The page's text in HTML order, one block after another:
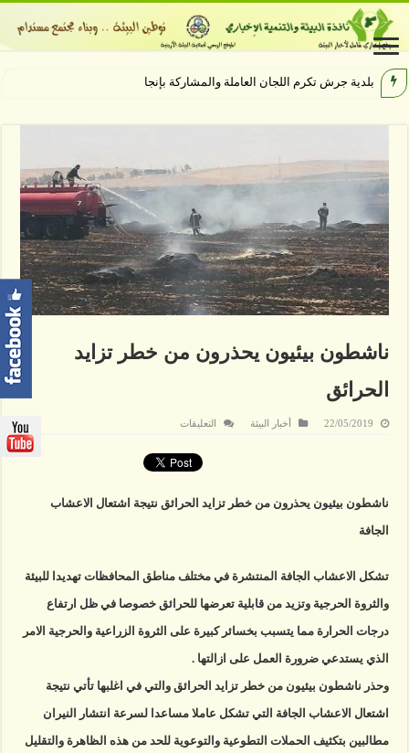
بلدية جرش تكرم اللجان العاملة والمشاركة بإنجاح مهرجان جرش 4
ناشطون بيئيون يحذرون من خطر تزايد
الحرائق
22/05/2019 أخبار البيئة التعليقات
يحذرون
من
الحرائق
ناشطون بيئيون يحذرون من خطر تزايد الحرائق نتيجة اشتعال الاعشاب
الجافة
تشكل الاعشاب الجافة المنتشرة في مختلف مناطق المحافظات تهديدا للبيئة
والثروة الحرجية وتزيد من قابلية تعرضها للحرائق خصوصا في ظل ارتفاع
درجات الحرارة مما يتسبب بخسائر كبيرة على الثروة الزراعية والحرجية الامر
الذي يستدعي ضرورة العمل على ازالتها .
وحذر ناشطون بيئيون من خطر تزايد الحرائق والتي في اغلبها تأتي نتيجة
اشتعال الاعشاب الجافة التي تشكل عاملا مساعدا لسرعة انتشار النيران
مطالبين بتكثيف الحملات التطوعية والتوعوية للحد من هذه الظاهرة والتقليل